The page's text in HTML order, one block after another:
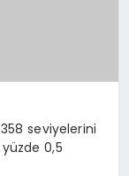
seviyelerini
0,5